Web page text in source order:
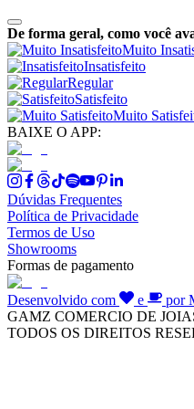
De forma geral, como você
Muito
Insatisfeito
Regular
Satisfeito
Muito
BAIXE O APP:
Dúvidas Frequentes
Política de Privacidade
Termos de Uso
Showrooms
Formas de pagamento
Desenvolvido com e
por
GAMZ COMERCIO DE
TODOS OS DIREITOS